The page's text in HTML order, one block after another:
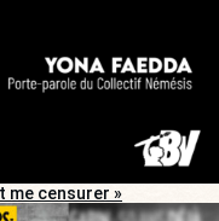
me censurer »